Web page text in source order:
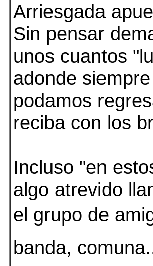
Arriesgada
Sin pensar
unos cuantos
adonde
podamos
reciba con los
Incluso "en
algo atrevido
el grupo de
banda,